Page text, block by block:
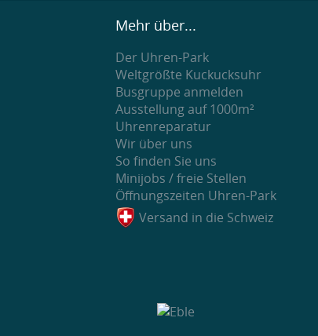
Seiten:
Ihre Meinung
Mehr über...
Der Uhren-Park
Weltgrößte Kuckucksuhr
Busgruppe anmelden
Ausstellung auf 1000m²
Uhrenreparatur
Wir über uns
So finden Sie uns
Minijobs / freie Stellen
Öffnungszeiten Uhren-Park
Versand in die Schweiz